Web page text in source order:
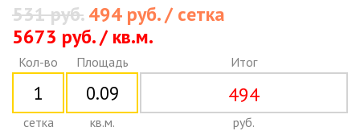
531 руб.494 руб. / сетка
5673 руб. / кв.м.
Кол-во
сетка
Площадь
кв.м.
Итог
494
руб.